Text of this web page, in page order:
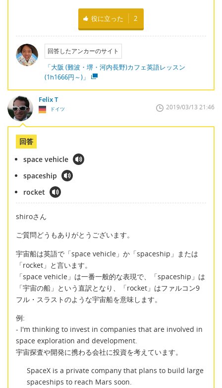
役に立った 2
回答したアンカーのサイト
「大阪 (難波・堺・河内長野)カフェ英語レッスン
(1h1666円～)」
Felix T
ドイツ 2019/03/13 21:46
回答
space vehicle
spaceship
rocket
shiroさん
ご質問どうもありがとうございます。
宇宙船は英語で「space vehicle」か「spaceship」または
「rocket」と言います。
「space vehicle」は一番一般的な表現で、「spaceship」は
「宇宙の船」という直訳となり、「rocket」はファルコン9
フル・スラストのような宇宙船を意味します。
例:
- I'm thinking to invest in companies that are involved in
space exploration and development.
宇宙探査や開発に携わる会社に投資を考えています。
SpaceX is a private company that plans to build large
spaceships to reach Mars soon.